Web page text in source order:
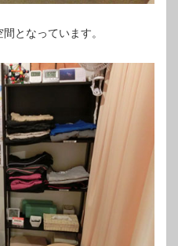
となっています。